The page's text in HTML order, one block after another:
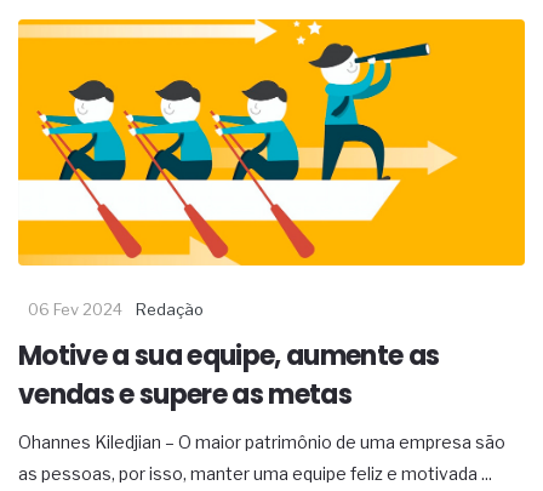
06 Fev 2024 Redação
Motive a sua equipe, aumente as
vendas e supere as metas
Ohannes Kiledjian – O maior patrimônio de uma empresa são
as pessoas, por isso, manter uma equipe feliz e motivada ...